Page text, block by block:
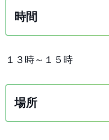
時間
１３時～１５時
場所